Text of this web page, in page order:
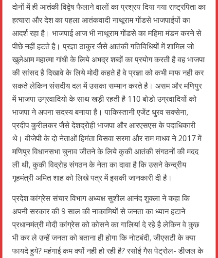
दोनों में ही आतंकी विद्वेष फैलाने वालों का प्रश्रय दिया गया राष्ट्रपिता का
हत्यारा और देश का पहला आतंकवादी नाथूराम गोंडसे भाजपाईयों का
आदर्श रहा है। भाजपाई आज भी नाथूराम गोंडसे का महिमा मंडन करने से
पीछे नहीं हटते है। प्रज्ञा ठाकुर जैसे आतंकी गतिविधियों में शामिल जो
खुलेआम महात्मा गांधी के लिये अभद्र शब्दों का प्रयोग करती है वह भाजपा
की सांसद है दिखावे के लिये मोदी कहते है वे प्रज्ञा को कभी माफ नही कर
सकते लेकिन संसदीय दल में उसका सम्मान करते है। असम और मणिपुर
में भाजपा उग्रवादियो के साथ खड़ी रहती है 110 बोडो उग्रवादियों को
भाजपा ने अपना सदस्य बनाया है। पाकिस्तानी एजेंट धु्रव सक्सेना,
प्रदीप कुरीलकर जैसे देशद्रोही भाजपा और आरएसएस के पदाधिकारी
थे। बीजेपी के दो नेताओं हिमंता बिसवा सरमा और राम माधव ने 2017 में
मणिपुर विधानसभा चुनाव जीतने के लिये कुकी आतंकी संगठनों की मदद
ली थी, कुकी विद्रोह संगठन के नेता का दावा है कि उसने केन्द्रीय
गृहमंत्री अमित शाह को लिखे पत्र में इसकी जानकारी दी है।
प्रदेश कांग्रेस संचार विभाग अध्यक्ष सुशील आनंद शुक्ला ने कहा कि
अपनी सरकार की 9 साल की नाकामियों से जनता का ध्यान हटाने
प्रधानमंत्री मोदी कांग्रेस को कोसने का गालियां दे रहे है लेकिन वे कुछ
भी कर ले उन्हें जनता को बताना ही होगा कि नोटबंदी, जीएसटी के क्या
फायदे हुये? महंगाई कम क्यों नही हो रही है? रसोई गैस पेट्रोल- डीजल के